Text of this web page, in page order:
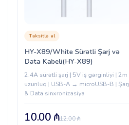
HY-X89/White Sürətli Şarj və
Data Kabeli(HY-X89)
Taksitlə al
2.4A sürətli şarj | 5V iş gərginliyi | 2m
uzunluq | USB-A → microUSB-B | Şarj
& Data sinxronizasiya
12.00₼
10.00 ₼